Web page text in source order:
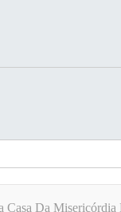
Casa Da